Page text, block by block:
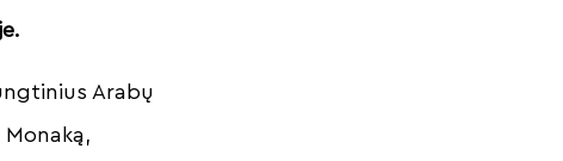
Arabų